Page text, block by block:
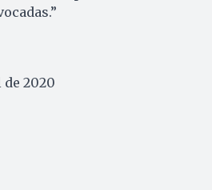
2020